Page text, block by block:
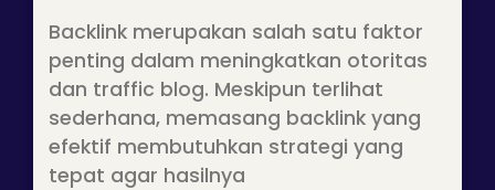
Backlink merupakan salah satu faktor
penting dalam meningkatkan otoritas
dan traffic blog. Meskipun terlihat
sederhana, memasang backlink yang
efektif membutuhkan strategi yang
tepat agar hasilnya